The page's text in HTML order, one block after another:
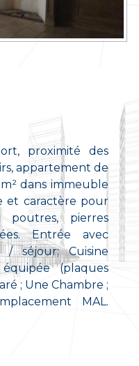
proximité des
appartement de
dans immeuble
et caractère pour
poutres, pierres
Entrée avec
/ séjour; Cuisine
(plaques
; Une Chambre ;
MAL.